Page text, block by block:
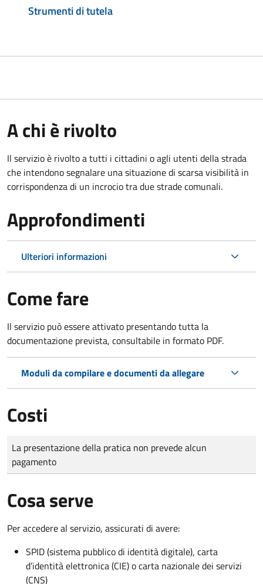
Strumenti di tutela
A chi è rivolto
Il servizio è rivolto a tutti i cittadini o agli utenti della strada
che intendono segnalare una situazione di scarsa visibilità in
corrispondenza di un incrocio tra due strade comunali.
Approfondimenti
Ulteriori informazioni
Come fare
Il servizio può essere attivato presentando tutta la
documentazione prevista, consultabile in formato PDF.
Moduli da compilare e documenti da allegare
Costi
Tipo di pagamento
Importo
La presentazione della pratica non prevede alcun
pagamento
Cosa serve
Per accedere al servizio, assicurati di avere:
SPID (sistema pubblico di identità digitale), carta
d’identità elettronica (CIE) o carta nazionale dei servizi
(CNS)